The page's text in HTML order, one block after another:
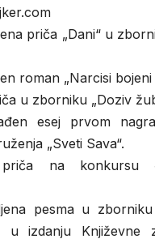
priča „Dani“ u
roman „Narcisi bojeni
u zborniku „Doziv
esej prvom
„Sveti Sava“.
priča na konkursu
pesma u
u izdanju Književne